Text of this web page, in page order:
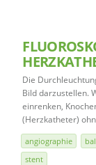
Die
Bild darzustellen.
einrenken,
(Herzkatheter)
angiographie
stent